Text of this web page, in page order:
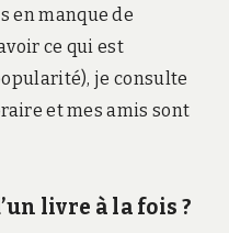
en manque de
ce qui est
je consulte
et mes amis sont
livre à la fois ?